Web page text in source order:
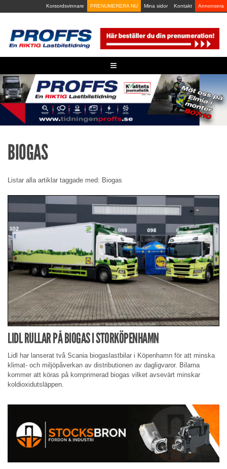
to
Korsordsvinnare PRENUMERERA NU Mina sidor Kontakt Annonsera
≡
BIOGAS
Listar alla artiklar taggade med: Biogas
LIDL RULLAR PÅ BIOGAS I STORKÖPENHAMN
Lidl har lanserat två Scania biogaslastbilar i Köpenhamn för att minska
klimat- och miljöpåverkan av distributionen av dagligvaror. Bilarna
kommer att köras på komprimerad biogas vilket avsevärt minskar
koldioxidutsläppen.